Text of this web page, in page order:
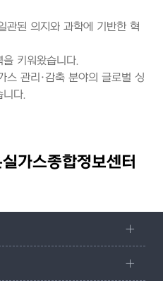
관된 의지와 과학에 기반한 혁
키워왔습니다.
스 관리·감축 분야의 글로벌 싱
다.
가스종합정보센터